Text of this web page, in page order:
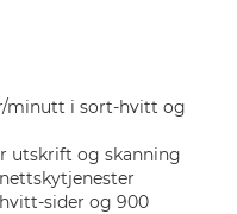
minutt i sort-hvitt og
utskrift og skanning
sider og 900